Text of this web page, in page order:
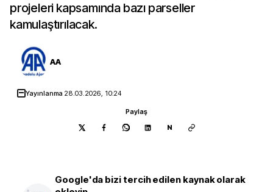
projeleri kapsamında bazı parseller
kamulaştırılacak.
AA
Yayınlanma 28.03.2026, 10:24
Paylaş
N
Google'da bizi tercih edilen kaynak olarak